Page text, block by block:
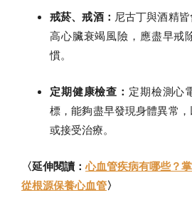
戒菸、戒酒： 尼古丁與酒精
高心臟衰竭風險，應盡早戒
慣。
定期健康檢查： 定期檢測心
標，能夠盡早發現身體異常
或接受治療。
〈延伸閱讀：心血管疾病有哪些？
從根源保養心血管〉